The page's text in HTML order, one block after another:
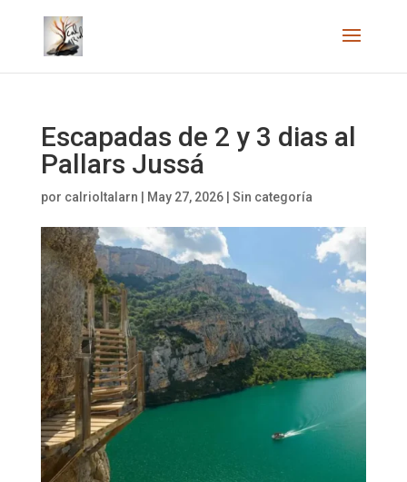
Escapadas de 2 y 3 dias al
Pallars Jussá
por calrioltalarn May 27, 2026| Sin categoría